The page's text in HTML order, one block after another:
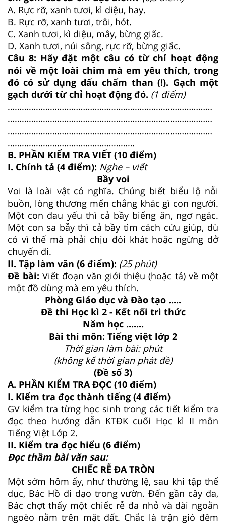
A. Rực rỡ, xanh tươi, kì diệu, hay.
B. Rực rỡ, xanh tươi, trôi, hót.
C. Xanh tươi, kì diệu, mây, bừng giấc.
D. Xanh tươi, núi sông, rực rỡ, bừng giấc.
Câu 8: Hãy đặt một câu có từ chỉ hoạt động
nói về một loài chim mà em yêu thích, trong
đó có sử dụng dấu chấm than (!). Gạch một
gạch dưới từ chỉ hoạt động đó. (1 điểm)
……………………………………………………………………………
……………………………………………………………………………
……………………………………………………………………………
………………………………………………
B. PHẦN KIỂM TRA VIẾT (10 điểm)
I. Chính tả (4 điểm): Nghe – viết
Bầy voi
Voi là loài vật có nghĩa. Chúng biết biểu lộ nỗi
buồn, lòng thương mến chẳng khác gì con người.
Một con đau yếu thì cả bầy biếng ăn, ngơ ngác.
Một con sa bẫy thì cả bầy tìm cách cứu giúp, dù
có vì thế mà phải chịu đói khát hoặc ngừng dở
chuyến đi.
II. Tập làm văn (6 điểm): (25 phút)
Đề bài: Viết đoạn văn giới thiệu (hoặc tả) về một
một đồ dùng mà em yêu thích.
Phòng Giáo dục và Đào tạo .....
Đề thi Học kì 2 - Kết nối tri thức
Năm học .......
Bài thi môn: Tiếng việt lớp 2
Thời gian làm bài: phút
(không kể thời gian phát đề)
(Đề số 3)
A. PHẦN KIỂM TRA ĐỌC (10 điểm)
I. Kiểm tra đọc thành tiếng (4 điểm)
GV kiểm tra từng học sinh trong các tiết kiểm tra
đọc theo hướng dẫn KTĐK cuối Học kì II môn
Tiếng Việt Lớp 2.
II. Kiểm tra đọc hiểu (6 điểm)
Đọc thầm bài văn sau:
CHIẾC RỄ ĐA TRÒN
Một sớm hôm ấy, như thường lệ, sau khi tập thể
dục, Bác Hồ đi dạo trong vườn. Đến gần cây đa,
Bác chợt thấy một chiếc rễ đa nhỏ và dài ngoằn
ngoèo nằm trên mặt đất. Chắc là trận gió đêm